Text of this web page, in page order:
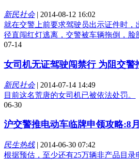
新民社会| 2014-08-12 16:02
就在交警上前要求驾驶员出示证件时，
径直闯红灯逃离，交警被车辆拖倒，脸
07-14
女司机无证驾驶闯禁行 为阻交警
新民社会| 2014-07-14 14:49
目前这名荒唐的女司机已被依法处罚。
06-30
沪交警推电动车临牌申领攻略:8
民生热线| 2014-06-30 07:42
根据预估，至少还有25万辆非产品目录